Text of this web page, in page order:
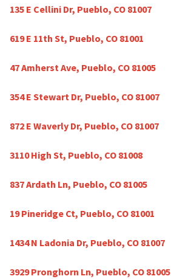
135 E Cellini Dr, Pueblo, CO 81007
619 E 11th St, Pueblo, CO 81001
47 Amherst Ave, Pueblo, CO 81005
354 E Stewart Dr, Pueblo, CO 81007
872 E Waverly Dr, Pueblo, CO 81007
3110 High St, Pueblo, CO 81008
837 Ardath Ln, Pueblo, CO 81005
19 Pineridge Ct, Pueblo, CO 81001
1434 N Ladonia Dr, Pueblo, CO 81007
3929 Pronghorn Ln, Pueblo, CO 81005